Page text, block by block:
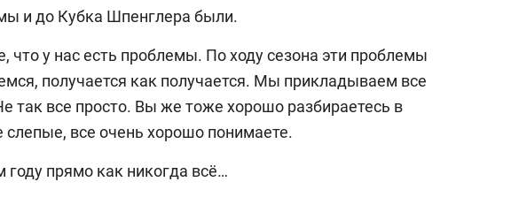
и до Кубка Шпенглера были.
что у нас есть проблемы. По ходу сезона эти проблемы
получается как получается. Мы прикладываем все
так все просто. Вы же тоже хорошо разбираетесь в
слепые, все очень хорошо понимаете.
году прямо как никогда всё…